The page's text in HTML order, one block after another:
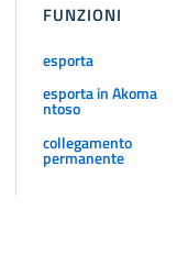
FUNZIONI
esporta
esporta in Akoma
ntoso
collegamento
permanente